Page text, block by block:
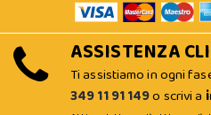
ASSISTENZA
Ti assistiamo in ogni
349 11 91 149o scrivi a